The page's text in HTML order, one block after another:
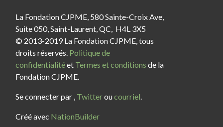
La Fondation CJPME, 580 Sainte-Croix Ave,
Suite 050, Saint-Laurent, QC, H4L 3X5
© 2013-2019 La Fondation CJPME, tous
droits réservés. Politique de
confidentialitéet Termes et conditions de la
Fondation CJPME.
Se connecter par , Twitteroucourriel.
Créé avec NationBuilder